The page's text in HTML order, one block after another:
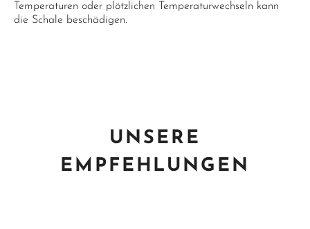
Temperaturen oder plötzlichen Temperaturwechseln kann
die Schale beschädigen.
UNSERE
EMPFEHLUNGEN